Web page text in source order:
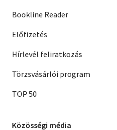
Bookline Reader
Előfizetés
Hírlevél feliratkozás
Törzsvásárlói program
TOP 50
Közösségi média